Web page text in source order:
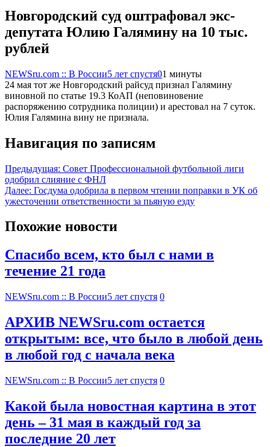
Новгородский суд оштрафовал экс-
депутата Юлию Галямину на 10 тыс.
рублей
NEWSru.com :: В России5 лет спустя01 минуты
24 мая тот же Новгородский райсуд признал Галямину
виновной по статье 19.3 КоАП (неповиновение
распоряжению сотрудника полиции) и арестовал на 7 суток.
Юлия Галямина вину не признала.
Навигация по записям
Предыдущая: Совет Профессиональной футбольной лиги
одобрил слияние с ФНЛ
Далее: Госдума одобрила в первом чтении поправки в УК об
ужесточении ответственности за пьяную езду
Похожие новости
Спасибо всем, кто был с нами в
течение 21 года
NEWSru.com :: В России5 лет спустя 0
АРХИВ NEWSru.com остается
открытым: все, что было в любой день
в любой год с начала века
NEWSru.com :: В России5 лет спустя 0
Какой была новостная картина в этот
день – 31 мая в каждый год за
последние 20 лет